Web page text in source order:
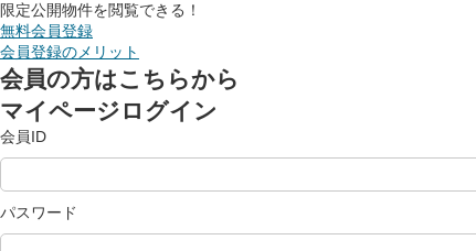
限定公開物件を閲覧できる！
無料会員登録
会員登録のメリット
会員の方はこちらから
マイページログイン
会員ID
パスワード